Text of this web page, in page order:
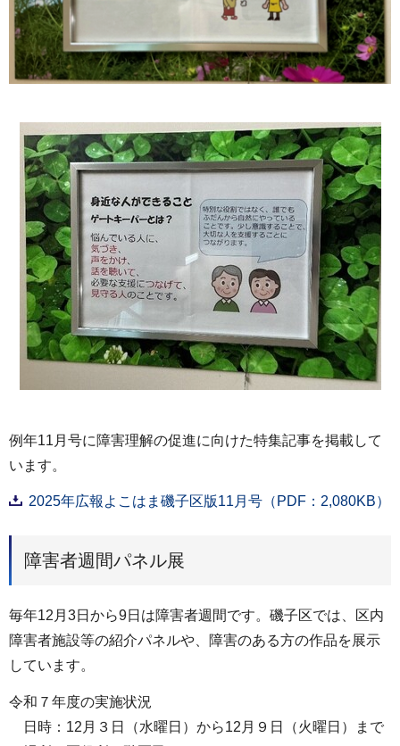
例年11月号に障害理解の促進に向けた特集記事を掲載して
います。
2025年広報よこはま磯子区版11月号（PDF：2,080KB）
障害者週間パネル展
毎年12月3日から9日は障害者週間です。磯子区では、区内
障害者施設等の紹介パネルや、障害のある方の作品を展示
しています。
令和７年度の実施状況
日時：12月３日（水曜日）から12月９日（火曜日）まで